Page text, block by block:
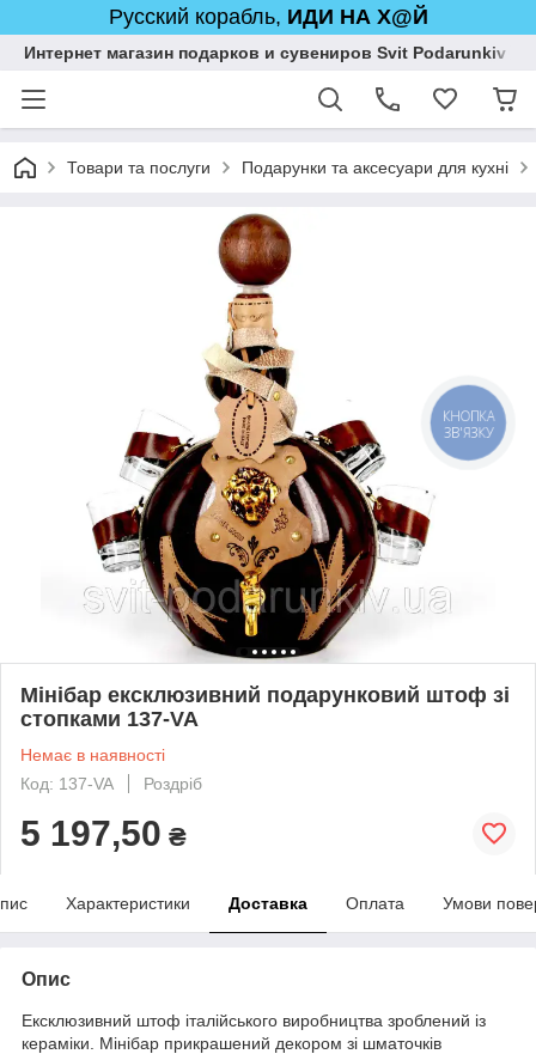
Русский корабль, ИДИ НА Х@Й
Интернет магазин подарков и сувениров Svit Podarunkiv
Товари та послуги Подарунки та аксесуари для кухні
Мінібар ексклюзивний подарунковий штоф зі
стопками 137-VA
Немає в наявності
Код: 137-VA
Роздріб
5 197,50 ₴
Характеристики Доставка Оплата Умови
Опис
Ексклюзивний штоф італійського виробництва зроблений із
кераміки. Мінібар прикрашений декором зі шматочків
КНОПКА
ЗВ'ЯЗКУ